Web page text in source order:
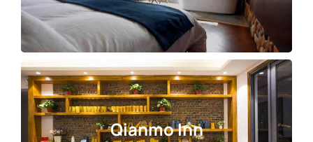
Qianmo Inn